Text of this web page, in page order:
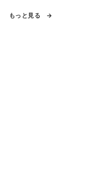
もっと見る